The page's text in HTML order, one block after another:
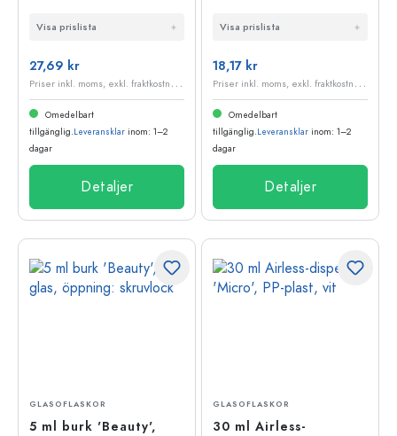
Visa prislista
27,69 kr
P
riser inkl. moms, exkl. fraktkostnader
Omedelbart
tillgänglig.Leveransklar inom: 1–2
dagar
Detaljer
Visa prislista
18,17 kr
P
riser inkl. moms, exkl. fraktkostnader
Omedelbart
tillgänglig.Leveransklar inom: 1–2
dagar
Detaljer
GLASOFLASKOR
5 ml burk 'Beauty',
GLASOFLASKOR
30 ml Airless-